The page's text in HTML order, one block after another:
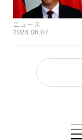
ニュース
2026.08.07